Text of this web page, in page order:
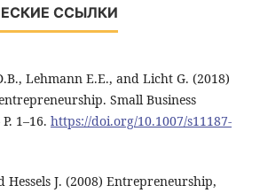
ССЫЛКИ
Lehmann E.E., and Licht G. (2018)
Small Business
1–16. https://doi.org/10.1007/s11187-
Hessels J. (2008) Entrepreneurship,